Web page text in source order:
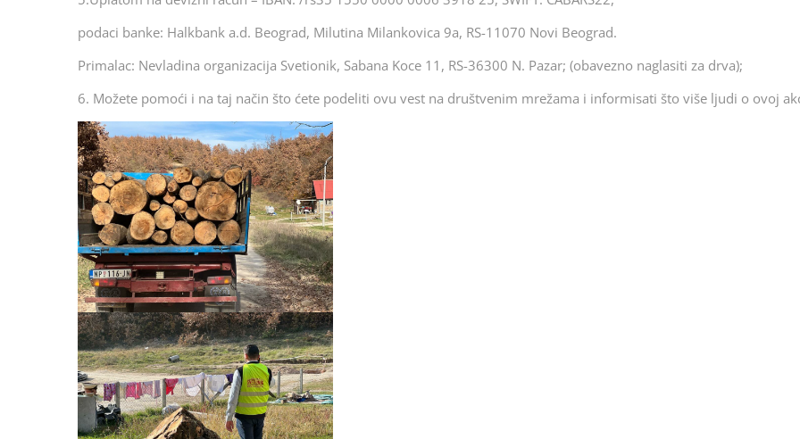
podaci banke: Halkbank a.d. Beograd, Milutina Milankovica 9a, RS-11070 Novi Beograd.
Primalac: Nevladina organizacija Svetionik, Sabana Koce 11, RS-36300 N. Pazar; (obavezno naglasiti za drva);
6. Možete pomoći i na taj način što ćete podeliti ovu vest na društvenim mrežama i informisati što više ljudi o ovoj